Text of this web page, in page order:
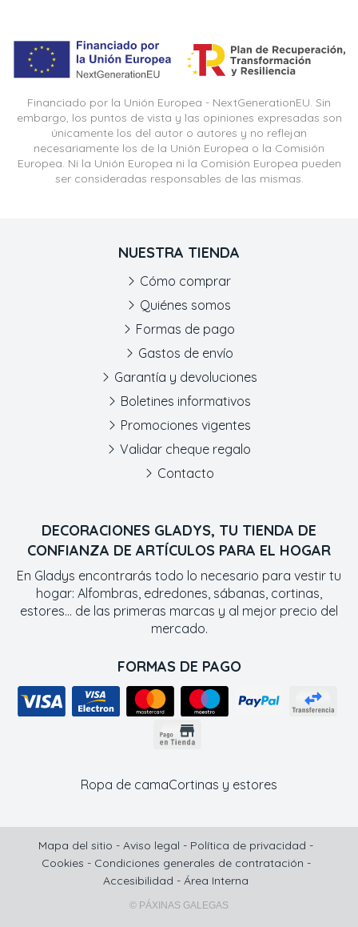
Financiado por la Unión Europea - NextGenerationEU. Sin
embargo, los puntos de vista y las opiniones expresadas son
únicamente los del autor o autores y no reflejan
necesariamente los de la Unión Europea o la Comisión
Europea. Ni la Unión Europea ni la Comisión Europea pueden
ser consideradas responsables de las mismas.
DECORACIONES GLADYS, TU TIENDA DE
CONFIANZA DE ARTÍCULOS PARA EL HOGAR
En Gladys encontrarás todo lo necesario para vestir tu
hogar: Alfombras, edredones, sábanas, cortinas,
estores... de las primeras marcas y al mejor precio del
mercado.
FORMAS DE PAGO
NUESTRA TIENDA
Cómo comprar
Quiénes somos
Formas de pago
Gastos de envío
Garantía y devoluciones
Boletines informativos
Promociones vigentes
Validar cheque regalo
Contacto
Ropa de camaCortinas y estores
Mapa del sitio - Aviso legal - Política de privacidad -
Cookies - Condiciones generales de contratación -
Accesibilidad - Área Interna
© PÁXINAS GALEGAS